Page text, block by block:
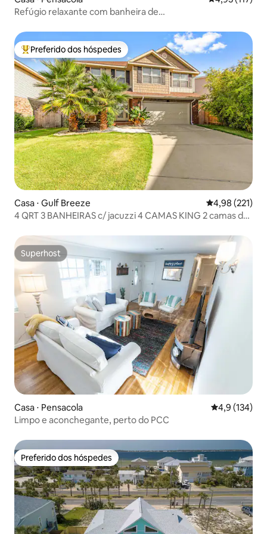
Refúgio relaxante com banheira de
Entre os melhores preferidos dos hóspedes
Preferido dos hóspedes
Casa ⋅ Gulf Breeze 4,98 de uma
4,98 (221)
4 QRT 3 BANHEIRAS c/ jacuzzi 4 CAMAS KING 2 camas de
Superhost
Superhost
Casa ⋅ Pensacola 4,9 de uma
4,9 (134)
Limpo e aconchegante, perto do PCC
Preferido dos hóspedes
Preferido dos hóspedes